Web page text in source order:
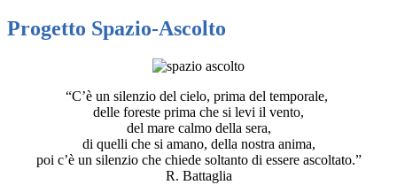
Progetto Spazio-Ascolto
“C’è un silenzio del cielo, prima del temporale,
delle foreste prima che si levi il vento,
del mare calmo della sera,
di quelli che si amano, della nostra anima,
poi c’è un silenzio che chiede soltanto di essere ascoltato.”
R. Battaglia